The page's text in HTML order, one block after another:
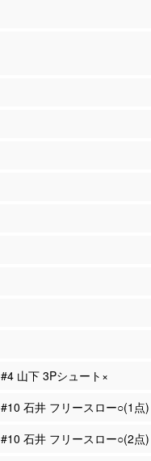
#4 山下 3Pシュート×
#10 石井 フリースロー○(1点)
#10 石井 フリースロー○(2点)